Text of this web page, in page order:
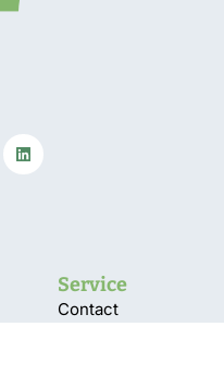
Service
Contact